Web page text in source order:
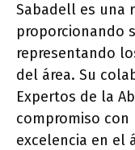
Sabadell es una
proporcionando
representando
del área. Su
Expertos de la
compromiso
excelencia en el